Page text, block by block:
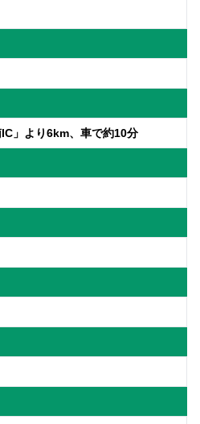
」より6km、車で約10分